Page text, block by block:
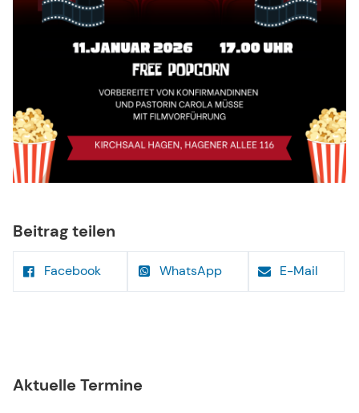
Beitrag teilen
Facebook WhatsApp E-Mail
Aktuelle Termine